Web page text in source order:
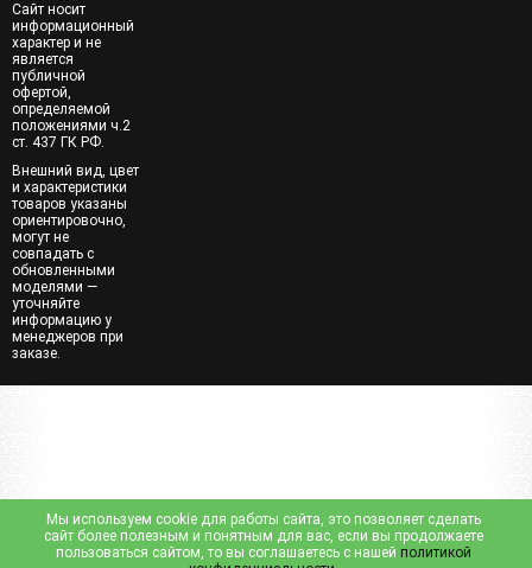
Сайт носит
информационный
характер и не
является
публичной
офертой,
определяемой
положениями ч.2
ст. 437 ГК РФ.
Внешний вид, цвет
и характеристики
товаров указаны
ориентировочно,
могут не
совпадать с
обновленными
моделями —
уточняйте
информацию у
менеджеров при
заказе.
Мы используем cookie для работы сайта, это позволяет сделать
сайт более полезным и понятным для вас, если вы продолжаете
пользоваться сайтом, то вы соглашаетесь с нашей политикой